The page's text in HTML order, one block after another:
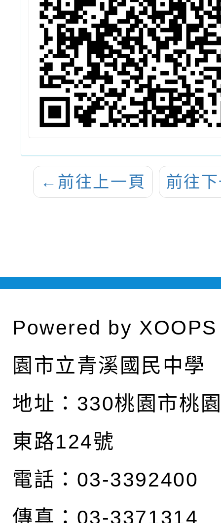
← 前往上一頁 前往
Powered by XOOPS
園市立青溪國民中學
地址： 330桃園市桃
東路124號
電話：03-3392400
傳真：03-3371314